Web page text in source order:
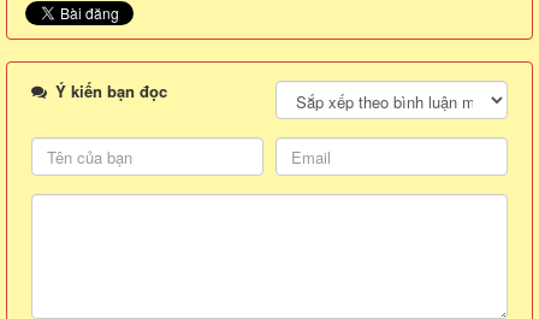
Ý kiến bạn đọc